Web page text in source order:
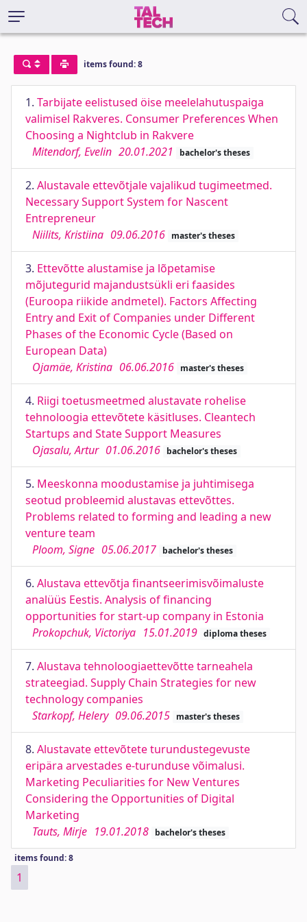
items found: 8
1. Tarbijate eelistused öise meelelahutuspaiga
valimisel Rakveres. Consumer Preferences When
Choosing a Nightclub in Rakvere
Mitendorf, Evelin 20.01.2021 bachelor's theses
2. Alustavale ettevõtjale vajalikud tugimeetmed.
Necessary Support System for Nascent
Entrepreneur
Niilits, Kristiina 09.06.2016 master's theses
3. Ettevõtte alustamise ja lõpetamise
mõjutegurid majandustsükli eri faasides
(Euroopa riikide andmetel). Factors Affecting
Entry and Exit of Companies under Different
Phases of the Economic Cycle (Based on
European Data)
Ojamäe, Kristina 06.06.2016 master's theses
4. Riigi toetusmeetmed alustavate rohelise
tehnoloogia ettevõtete käsitluses. Cleantech
Startups and State Support Measures
Ojasalu, Artur 01.06.2016 bachelor's theses
5. Meeskonna moodustamise ja juhtimisega
seotud probleemid alustavas ettevõttes.
Problems related to forming and leading a new
venture team
Ploom, Signe 05.06.2017 bachelor's theses
6. Alustava ettevõtja finantseerimisvõimaluste
analüüs Eestis. Analysis of financing
opportunities for start-up company in Estonia
Prokopchuk, Victoriya 15.01.2019 diploma theses
7. Alustava tehnoloogiaettevõtte tarneahela
strateegiad. Supply Chain Strategies for new
technology companies
Starkopf, Helery 09.06.2015 master's theses
8. Alustavate ettevõtete turundustegevuste
eripära arvestades e-turunduse võimalusi.
Marketing Peculiarities for New Ventures
Considering the Opportunities of Digital
Marketing
Tauts, Mirje 19.01.2018 bachelor's theses
items found: 8
1